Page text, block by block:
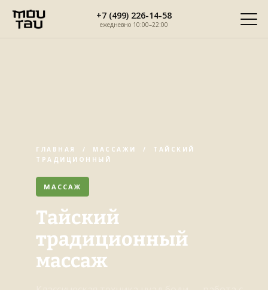
Перейти
+7 (499) 226-14-58
ежедневно 10:00–22:00
ГЛАВНАЯ / МАССАЖИ
/ ТАЙСКИЙ
ТРАДИЦИОННЫЙ
МАССАЖ
Тайский
традиционный
массаж